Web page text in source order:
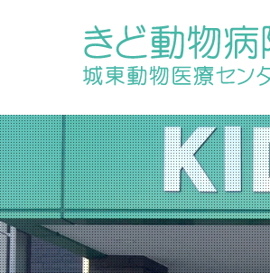
ツ
へ
ス
キ
ッ
プ